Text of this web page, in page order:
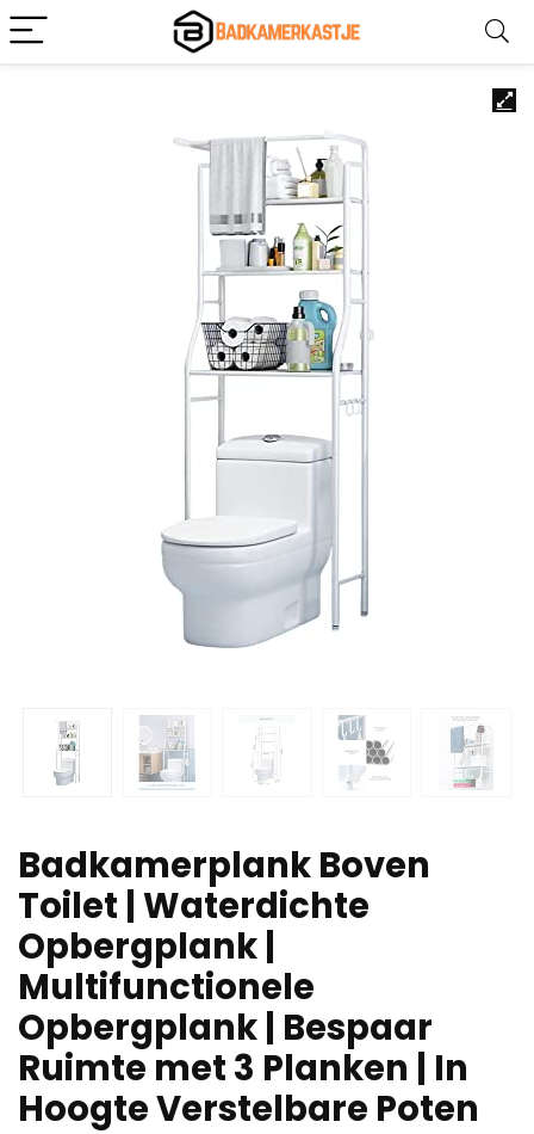
Badkamerplank Boven
Toilet | Waterdichte
Opbergplank |
Multifunctionele
Opbergplank | Bespaar
Ruimte met 3 Planken | In
Hoogte Verstelbare Poten